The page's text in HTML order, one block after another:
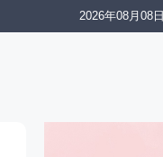
2026年08月08日